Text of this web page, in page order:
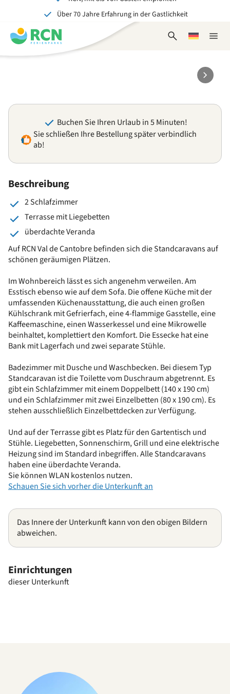
springen
springen
springen
springen
Über 70 Jahre Erfahrung in der Gastlichkeit
Ein tolles Erlebnis für Jung und Alt
Suchformular
Wählen
Sprache
Beschreibung
2 Schlafzimmer
Terrasse mit Liegebetten
überdachte Veranda
Auf RCN Val de Cantobre befinden sich die Standcaravans auf
schönen geräumigen Plätzen.
Im Wohnbereich lässt es sich angenehm verweilen. Am
Esstisch ebenso wie auf dem Sofa. Die offene Küche mit der
umfassenden Küchenausstattung, die auch einen großen
Kühlschrank mit Gefrierfach, eine 4-flammige Gasstelle, eine
Kaffeemaschine, einen Wasserkessel und eine Mikrowelle
beinhaltet, komplettiert den Komfort. Die Essecke hat eine
Bank mit Lagerfach und zwei separate Stühle.
Badezimmer mit Dusche und Waschbecken. Bei diesem Typ
Standcaravan ist die Toilette vom Duschraum abgetrennt. Es
gibt ein Schlafzimmer mit einem Doppelbett (140 x 190 cm)
und ein Schlafzimmer mit zwei Einzelbetten (80 x 190 cm). Es
stehen ausschließlich Einzelbettdecken zur Verfügung.
Und auf der Terrasse gibt es Platz für den Gartentisch und
Stühle. Liegebetten, Sonnenschirm, Grill und eine elektrische
Heizung sind im Standard inbegriffen. Alle Standcaravans
haben eine überdachte Veranda.
Sie können WLAN kostenlos nutzen.
Schauen Sie sich vorher die Unterkunft an
Das Innere der Unterkunft kann von den obigen Bildern
abweichen.
Buchen Sie Ihren Urlaub in 5 Minuten!
Sie schließen Ihre Bestellung später verbindlich
ab!
Einrichtungen
dieser Unterkunft